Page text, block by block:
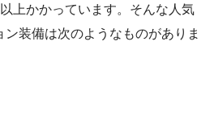
上かかっています。そんな人気
装備は次のようなものがありま